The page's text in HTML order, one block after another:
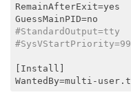
RemainAfterExit=yes
#StandardOutput=tty
#SysVStartPriority=99
[Install]